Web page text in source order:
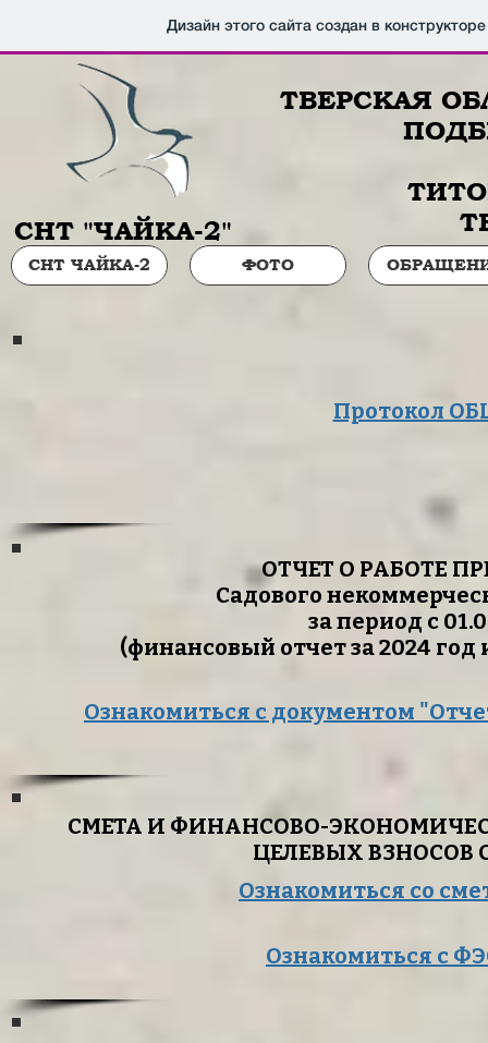
Дизайн этого сайта создан в
СНТ "ЧАЙКА-2"
ТВЕРСКАЯ
СНТ ЧАЙКА-2 ФОТО
Протокол
ОТЧЕТ О РАБОТЕ
Садового
за период с
(финансовый отчет за 2024 год
Ознакомиться с документом
СМЕТА И ФИНАНСОВО-
ЦЕЛЕВЫХ ВЗНОСОВ
Ознакомиться со
Ознакомиться с